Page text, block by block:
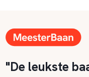
"De leukste